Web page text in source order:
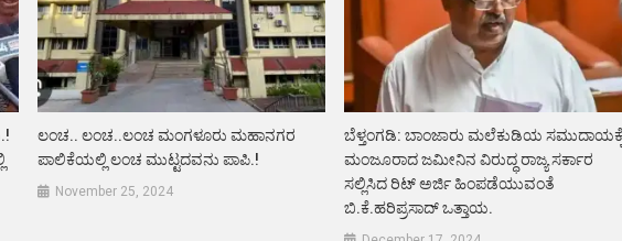
ಲಂಚ.. ಲಂಚ..ಲಂಚ ಮಂಗಳೂರು ಮಹಾನಗರ
ಪಾಲಿಕೆಯಲ್ಲಿ ಲಂಚ ಮುಟ್ಟದವನು ಪಾಪಿ.!
November 25, 2024
ಬೆಳ್ತಂಗಡಿ: ಬಾಂಜಾರು ಮಲೆಕುಡಿಯ
ಮಂಜೂರಾದ ಜಮೀನಿನ ವಿರುದ್ಧ ರಾಜ್ಯ ಸರ್ಕಾರ
ಸಲ್ಲಿಸಿದ ರಿಟ್ ಅರ್ಜಿ ಹಿಂಪಡೆಯುವಂತೆ
ಬಿ.ಕೆ.ಹರಿಪ್ರಸಾದ್ ಒತ್ತಾಯ.